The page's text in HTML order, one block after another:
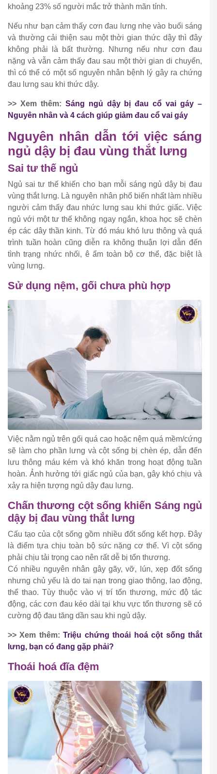
khoảng 23% số người mắc trở thành mãn tính.
Nếu như bạn cảm thấy cơn đau lưng nhẹ vào buổi sáng
và thường cải thiện sau một thời gian thức dậy thì đây
không phải là bất thường. Nhưng nếu như cơn đau
nặng và vẫn cảm thấy đau sau một thời gian di chuyển,
thì có thể có một số nguyên nhân bệnh lý gây ra chứng
đau lưng sau khi thức dậy.
>> Xem thêm: Sáng ngủ dậy bị đau cổ vai gáy –
Nguyên nhân và 4 cách giúp giảm đau cổ vai gáy
Nguyên nhân dẫn tới việc sáng
ngủ dậy bị đau vùng thắt lưng
Sai tư thế ngủ
Ngủ sai tư thế khiến cho bạn mỗi sáng ngủ dậy bị đau
vùng thắt lưng. Là nguyên nhân phổ biến nhất làm nhiều
người cảm thấy đau nhức lưng sau khi thức giấc. Việc
ngủ với một tư thế không ngay ngắn, khoa học sẽ chèn
ép các dây thần kinh. Từ đó máu khó lưu thông và quá
trình tuần hoàn cũng diễn ra không thuận lợi dẫn đến
tình trạng nhức nhối, ê ẩm toàn bộ cơ thể, đặc biệt là
vùng lưng.
Sử dụng nệm, gối chưa phù hợp
Việc nằm ngủ trên gối quá cao hoặc nệm quá mềm/cứng
sẽ làm cho phần lưng và cột sống bị chèn ép, dẫn đến
lưu thông máu kém và khó khăn trong hoạt động tuần
hoàn. Ảnh hưởng tới giấc ngủ của bạn, gây khó chịu và
xảy ra hiện tượng ngủ dậy đau lưng.
Chấn thương cột sống khiến Sáng ngủ
dậy bị đau vùng thắt lưng
Cấu tạo của cột sống gồm nhiều đốt sống kết hợp. Đây
là điểm tựa chịu toàn bộ sức nặng cơ thể. Vì cột sống
phải chịu tải trọng cao nên rất dễ bị tổn thương.
Có nhiều nguyên nhân gây gãy, vỡ, lún, xẹp đốt sống
nhưng chủ yếu là do tai nạn trong giao thông, lao động,
thể thao. Tùy thuộc vào vị trí tổn thương, mức độ tác
động, các cơn đau kéo dài tại khu vực tổn thương sẽ có
cường độ đau tăng dần sau khi ngủ dậy.
>> Xem thêm:Triệu chứng thoái hoá cột sống thắt
lưng, bạn có đang gặp phải?
Thoái hoá đĩa đệm